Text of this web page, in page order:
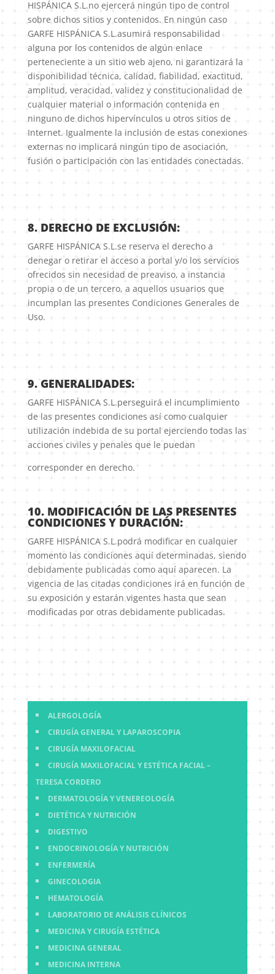
HISPÁNICA S.L.no ejercerá ningún tipo de control
sobre dichos sitios y contenidos. En ningún caso
GARFE HISPÁNICA S.L.asumirá responsabilidad
alguna por los contenidos de algún enlace
perteneciente a un sitio web ajeno, ni garantizará la
disponibilidad técnica, calidad, fiabilidad, exactitud,
amplitud, veracidad, validez y constitucionalidad de
cualquier material o información contenida en
ninguno de dichos hipervínculos u otros sitios de
Internet. Igualmente la inclusión de estas conexiones
externas no implicará ningún tipo de asociación,
fusión o participación con las entidades conectadas.
8. DERECHO DE EXCLUSIÓN:
GARFE HISPÁNICA S.L.se reserva el derecho a
denegar o retirar el acceso a portal y/o los servicios
ofrecidos sin necesidad de preaviso, a instancia
propia o de un tercero, a aquellos usuarios que
incumplan las presentes Condiciones Generales de
Uso.
9. GENERALIDADES:
GARFE HISPÁNICA S.L.perseguirá el incumplimiento
de las presentes condiciones así como cualquier
utilización indebida de su portal ejerciendo todas las
acciones civiles y penales que le puedan
corresponder en derecho.
10. MODIFICACIÓN DE LAS PRESENTES
CONDICIONES Y DURACIÓN:
GARFE HISPÁNICA S.L.podrá modificar en cualquier
momento las condiciones aquí determinadas, siendo
debidamente publicadas como aquí aparecen. La
vigencia de las citadas condiciones irá en función de
su exposición y estarán vigentes hasta que sean
modificadas por otras debidamente publicadas.
ALERGOLOGÍA
CIRUGÍA GENERAL Y LAPAROSCOPIA
CIRUGÍA MAXILOFACIAL
CIRUGÍA MAXILOFACIAL Y ESTÉTICA FACIAL –
TERESA CORDERO
DERMATOLOGÍA Y VENEREOLOGÍA
DIETÉTICA Y NUTRICIÓN
DIGESTIVO
ENDOCRINOLOGÍA Y NUTRICIÓN
ENFERMERÍA
GINECOLOGIA
HEMATOLOGÍA
LABORATORIO DE ANÁLISIS CLÍNICOS
MEDICINA Y CIRUGÍA ESTÉTICA
MEDICINA GENERAL
MEDICINA INTERNA